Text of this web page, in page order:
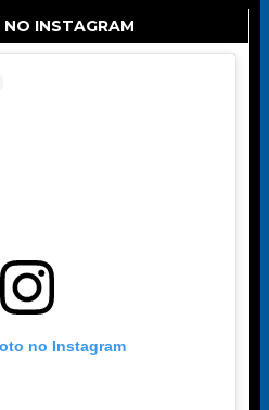
INSTAGRAM
no Instagram